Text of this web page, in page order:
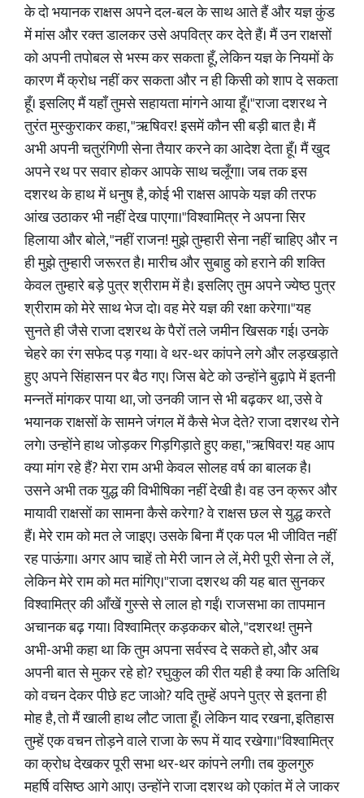
के दो भयानक राक्षस अपने दल-बल के साथ आते हैं और यज्ञ कुंड
में मांस और रक्त डालकर उसे अपवित्र कर देते हैं। मैं उन राक्षसों
को अपनी तपोबल से भस्म कर सकता हूँ, लेकिन यज्ञ के नियमों के
कारण मैं क्रोध नहीं कर सकता और न ही किसी को शाप दे सकता
हूँ। इसलिए मैं यहाँ तुमसे सहायता मांगने आया हूँ।"राजा दशरथ ने
तुरंत मुस्कुराकर कहा, "ऋषिवर! इसमें कौन सी बड़ी बात है। मैं
अभी अपनी चतुरंगिणी सेना तैयार करने का आदेश देता हूँ। मैं खुद
अपने रथ पर सवार होकर आपके साथ चलूँगा। जब तक इस
दशरथ के हाथ में धनुष है, कोई भी राक्षस आपके यज्ञ की तरफ
आंख उठाकर भी नहीं देख पाएगा।"विश्वामित्र ने अपना सिर
हिलाया और बोले, "नहीं राजन! मुझे तुम्हारी सेना नहीं चाहिए और न
ही मुझे तुम्हारी जरूरत है। मारीच और सुबाहु को हराने की शक्ति
केवल तुम्हारे बड़े पुत्र श्रीराम में है। इसलिए तुम अपने ज्येष्ठ पुत्र
श्रीराम को मेरे साथ भेज दो। वह मेरे यज्ञ की रक्षा करेगा।"यह
सुनते ही जैसे राजा दशरथ के पैरों तले जमीन खिसक गई। उनके
चेहरे का रंग सफेद पड़ गया। वे थर-थर कांपने लगे और लड़खड़ाते
हुए अपने सिंहासन पर बैठ गए। जिस बेटे को उन्होंने बुढ़ापे में इतनी
मन्नतें मांगकर पाया था, जो उनकी जान से भी बढ़कर था, उसे वे
भयानक राक्षसों के सामने जंगल में कैसे भेज देते? राजा दशरथ रोने
लगे। उन्होंने हाथ जोड़कर गिड़गिड़ाते हुए कहा, "ऋषिवर! यह आप
क्या मांग रहे हैं? मेरा राम अभी केवल सोलह वर्ष का बालक है।
उसने अभी तक युद्ध की विभीषिका नहीं देखी है। वह उन क्रूर और
मायावी राक्षसों का सामना कैसे करेगा? वे राक्षस छल से युद्ध करते
हैं। मेरे राम को मत ले जाइए। उसके बिना मैं एक पल भी जीवित नहीं
रह पाऊंगा। अगर आप चाहें तो मेरी जान ले लें, मेरी पूरी सेना ले लें,
लेकिन मेरे राम को मत मांगिए।"राजा दशरथ की यह बात सुनकर
विश्वामित्र की आँखें गुस्से से लाल हो गईं। राजसभा का तापमान
अचानक बढ़ गया। विश्वामित्र कड़ककर बोले, "दशरथ! तुमने
अभी-अभी कहा था कि तुम अपना सर्वस्व दे सकते हो, और अब
अपनी बात से मुकर रहे हो? रघुकुल की रीत यही है क्या कि अतिथि
को वचन देकर पीछे हट जाओ? यदि तुम्हें अपने पुत्र से इतना ही
मोह है, तो मैं खाली हाथ लौट जाता हूँ। लेकिन याद रखना, इतिहास
तुम्हें एक वचन तोड़ने वाले राजा के रूप में याद रखेगा।"विश्वामित्र
का क्रोध देखकर पूरी सभा थर-थर कांपने लगी। तब कुलगुरु
महर्षि वसिष्ठ आगे आए। उन्होंने राजा दशरथ को एकांत में ले जाकर